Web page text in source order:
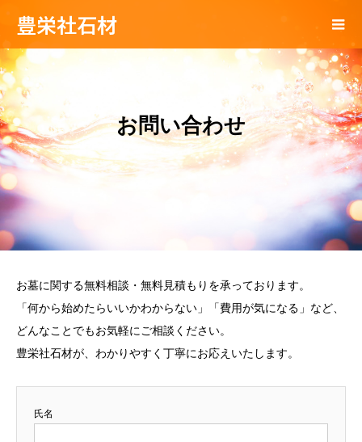
豊栄社石材
お問い合わせ
お墓に関する無料相談・無料見積もりを承っております。
「何から始めたらいいかわからない」「費用が気になる」など、
どんなことでもお気軽にご相談ください。
豊栄社石材が、わかりやすく丁寧にお応えいたします。
氏名